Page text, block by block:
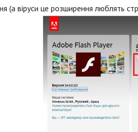
(а віруси це розширення люблять